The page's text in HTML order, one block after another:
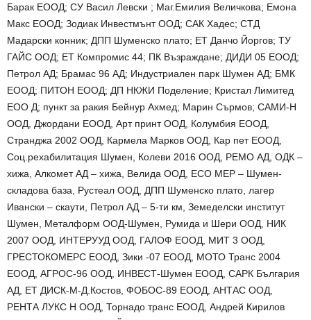
Барак ЕООД; СУ Васил Левски ; Маг.Емилия Величкова; Емона
Макс ЕООД; Зодиак Инвестмънт ООД; САК Хадес; СТД
Мадарски конник; ДПП Шуменско плато; ЕТ Данчо Йоргов; ТУ
ГАЙС ООД; ЕТ Компромис 44; ПК Възраждане; ДИДИ 05 ЕООД;
Петрол АД; Брамас 96 АД; Индустриален парк Шумен АД; БМК
ЕООД; ПИТОН ЕООД; ДП НКЖИ Поделение; Кристал Лимитед
ЕОО Д; пункт за ракия Бейнур Ахмед; Марин Сърмов; САМИ-Н
ООД, Джордани ЕООД, Арт принт ООД, Колумбия ЕООД,
Странджа 2002 ООД, Кармела Марков ООД, Кар пет ЕООД,
Соц.рехабилитация Шумен, Колеви 2016 ООД, РЕМО АД, ОДК –
хижа, Алкомет АД – хижа, Велида ООД, ЕСО МЕР – Шумен-
складова база, Рустеал ООД, ДПП Шуменско плато, лагер
Ивански – скаути, Петрол АД – 5-ти км, Земеделски институт
Шумен, Металформ ООД-Шумен, Румида и Шери ООД, НИК
2007 ООД, ИНТЕРУУД ООД, ГАЛОФ ЕООД, МИТ 3 ООД,
ГРЕСТОКОМЕРС ЕООД, Зики -07 ЕООД, МОТО Транс 2004
ЕООД, АГРОС-96 ООД, ИНВЕСТ-Шумен ЕООД, САРК България
АД, ЕТ ДИСК-М-Д.Костов, ФОБОС-89 ЕООД, АНТАС ООД,
РЕНТА ЛУКС Н ООД, Торнадо транс ЕООД, Андрей Кирилов